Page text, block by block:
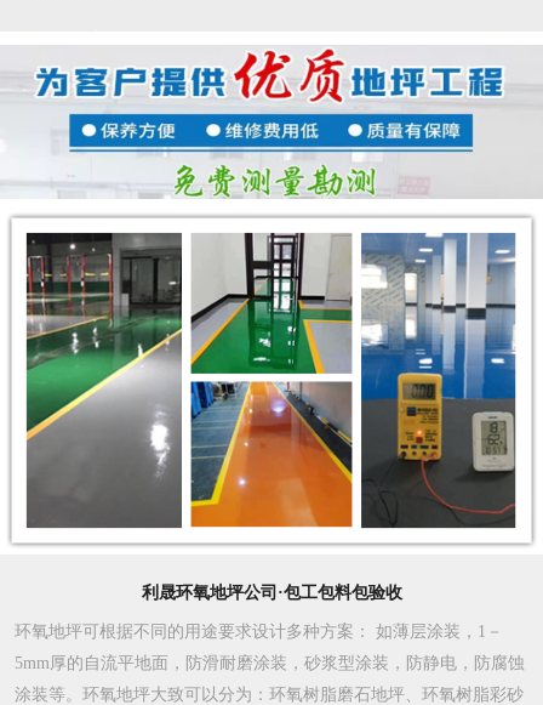
利晟环氧地坪公司·包工包料包验收
环氧地坪可根据不同的用途要求设计多种方案 ： 如薄层涂装，1－
5mm厚的自流平地面，防滑耐磨涂装，砂浆型涂装，防静电，防腐蚀
涂装等。环氧地坪大致可以分为：环氧树脂磨石地坪、环氧树脂彩砂